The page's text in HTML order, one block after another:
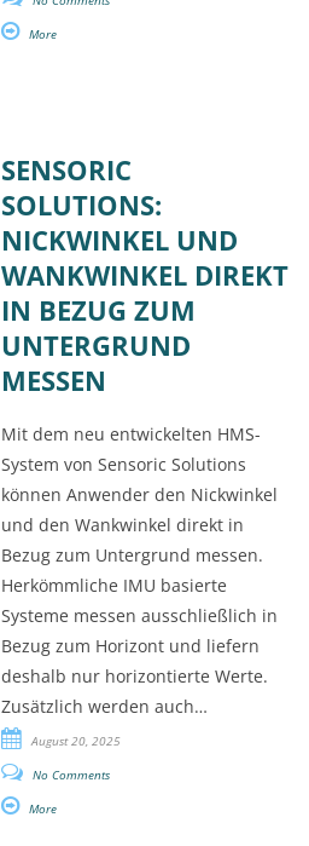
More
SENSORIC
SOLUTIONS:
NICKWINKEL UND
WANKWINKEL DIREKT
IN BEZUG ZUM
UNTERGRUND
MESSEN
Mit dem neu entwickelten HMS-
System von Sensoric Solutions
können Anwender den Nickwinkel
und den Wankwinkel direkt in
Bezug zum Untergrund messen.
Herkömmliche IMU basierte
Systeme messen ausschließlich in
Bezug zum Horizont und liefern
deshalb nur horizontierte Werte.
Zusätzlich werden auch…
August 20, 2025
No Comments
More